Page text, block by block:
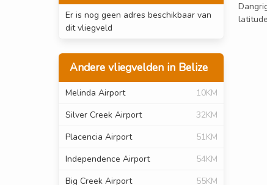
Er is nog geen adres beschikbaar van
dit vliegveld
Andere vliegvelden in Belize
Melinda Airport
10KM
Silver Creek Airport
32KM
Placencia Airport
51KM
Independence Airport
54KM
Big Creek Airport
55KM